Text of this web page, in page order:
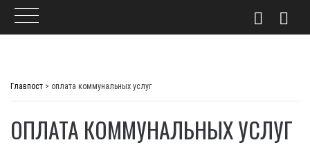
Главпост > оплата коммунальных услуг
ОПЛАТА КОММУНАЛЬНЫХ УСЛУГ